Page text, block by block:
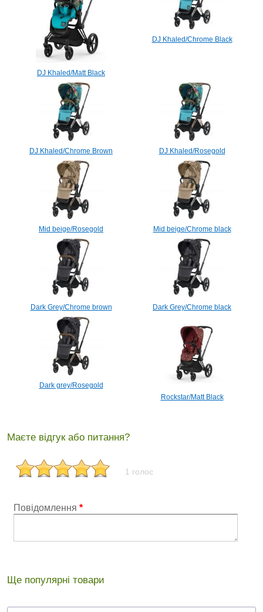
DJ Khaled/Matt Black
DJ Khaled/Chrome Black
DJ Khaled/Chrome Brown DJ Khaled/Rosegold
Mid beige/Rosegold Mid beige/Сhrome black
Dark Grey/Сhrome brown Dark Grey/Сhrome black
Dark grey/Rosegold
Rockstar/Matt Black
Маєте відгук або питання?
1 голос
Повідомлення *
Ще популярні товари